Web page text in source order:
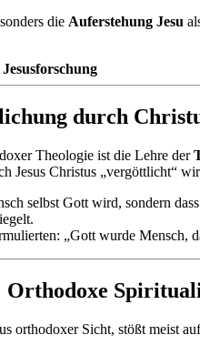
die Auferstehung Jesu
durch
Theologie ist die Lehre der
Jesus Christus „vergöttlicht“
selbst Gott wird, sondern
„Gott wurde Mensch,
Orthodoxe
orthodoxer Sicht, stößt meist